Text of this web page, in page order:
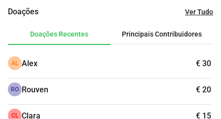
mais. Mais informações, como uma lista de custos e
contatar se tiverem mais perguntas.
Doações Ver Tudo
Doações Recentes Principais Contribuidores
AL Alex € 30
RO Rouven € 20
CL Clara € 15